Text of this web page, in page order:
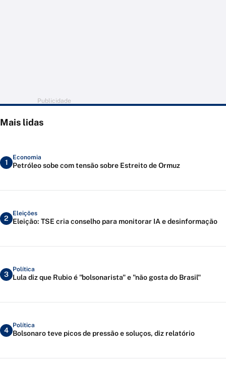
Publicidade
Mais lidas
1
Economia
Petróleo sobe com tensão sobre Estreito de Ormuz
2
Eleições
Eleição: TSE cria conselho para monitorar IA e desinformação
3
Política
Lula diz que Rubio é "bolsonarista" e "não gosta do Brasil"
4
Política
Bolsonaro teve picos de pressão e soluços, diz relatório